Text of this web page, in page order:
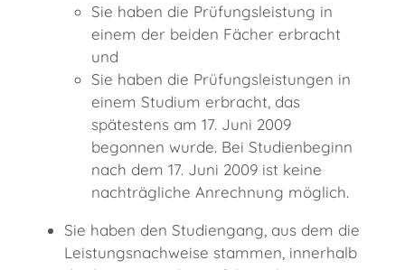
Sie haben die Prüfungsleistung in
einem der beiden Fächer erbracht
und
Sie haben die Prüfungsleistungen in
einem Studium erbracht, das
spätestens am 17. Juni 2009
begonnen wurde. Bei Studienbeginn
nach dem 17. Juni 2009 ist keine
nachträgliche Anrechnung möglich.
Sie haben den Studiengang, aus dem die
Leistungsnachweise stammen, innerhalb